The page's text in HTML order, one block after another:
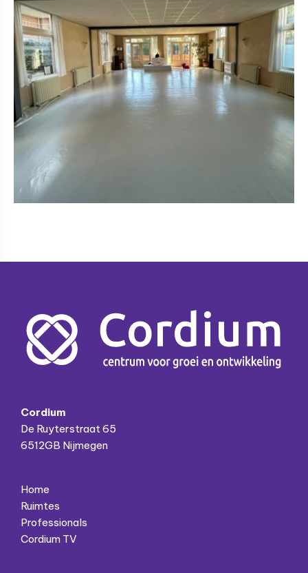
Footer
Cordium
De Ruyterstraat 65
6512GB Nijmegen
Home
Ruimtes
Professionals
Cordium TV